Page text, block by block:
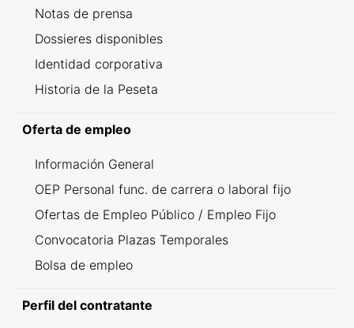
Notas de prensa
Dossieres disponibles
Identidad corporativa
Historia de la Peseta
Oferta de empleo
Información General
OEP Personal func. de carrera o laboral fijo
Ofertas de Empleo Público / Empleo Fijo
Convocatoria Plazas Temporales
Bolsa de empleo
Perfil del contratante